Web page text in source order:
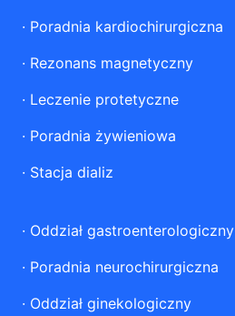
· Poradnia kardiochirurgiczna
· Rezonans magnetyczny
· Leczenie protetyczne
· Poradnia żywieniowa
· Stacja dializ
· Oddział gastroenterologiczny
· Poradnia neurochirurgiczna
· Oddział ginekologiczny